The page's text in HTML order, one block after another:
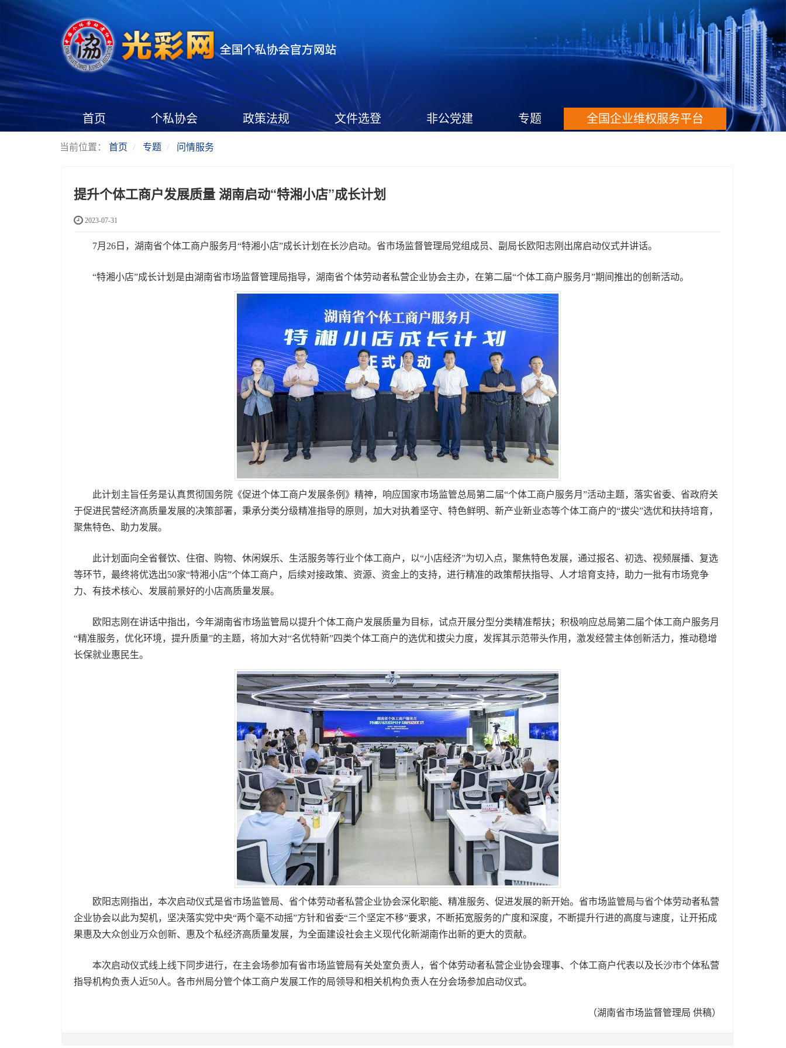
首页 个私协会 政策法规 文件选登 非公党建 专题 全国企业维权服务平台
当前位置： 首页 专题 问情服务
提升个体工商户发展质量 湖南启动“特湘小店”成长计划
2023-07-31
7月26日，湖南省个体工商户服务月“特湘小店”成长计划在长沙启动。省市场监督管理局党组成员、副局长欧阳志刚出席启动仪式并讲话。
“特湘小店”成长计划是由湖南省市场监督管理局指导，湖南省个体劳动者私营企业协会主办，在第二届“个体工商户服务月”期间推出的创新活动。
此计划主旨任务是认真贯彻国务院《促进个体工商户发展条例》精神，响应国家市场监管总局第二届“个体工商户服务月”活动主题，落实省委、省政府关
于促进民营经济高质量发展的决策部署，秉承分类分级精准指导的原则，加大对执着坚守、特色鲜明、新产业新业态等个体工商户的“拔尖”选优和扶持培育，
聚焦特色、助力发展。
此计划面向全省餐饮、住宿、购物、休闲娱乐、生活服务等行业个体工商户，以“小店经济”为切入点，聚焦特色发展，通过报名、初选、视频展播、复选
等环节，最终将优选出50家“特湘小店”个体工商户，后续对接政策、资源、资金上的支持，进行精准的政策帮扶指导、人才培育支持，助力一批有市场竞争
力、有技术核心、发展前景好的小店高质量发展。
欧阳志刚在讲话中指出，今年湖南省市场监管局以提升个体工商户发展质量为目标，试点开展分型分类精准帮扶；积极响应总局第二届个体工商户服务月
“精准服务，优化环境，提升质量”的主题，将加大对“名优特新”四类个体工商户的选优和拔尖力度，发挥其示范带头作用，激发经营主体创新活力，推动稳增
长保就业惠民生。
欧阳志刚指出，本次启动仪式是省市场监管局、省个体劳动者私营企业协会深化职能、精准服务、促进发展的新开始。省市场监管局与省个体劳动者私营
企业协会以此为契机，坚决落实党中央“两个毫不动摇”方针和省委“三个坚定不移”要求，不断拓宽服务的广度和深度，不断提升行进的高度与速度，让开拓成
果惠及大众创业万众创新、惠及个私经济高质量发展，为全面建设社会主义现代化新湖南作出新的更大的贡献。
本次启动仪式线上线下同步进行，在主会场参加有省市场监管局有关处室负责人，省个体劳动者私营企业协会理事、个体工商户代表以及长沙市个体私营
指导机构负责人近50人。各市州局分管个体工商户发展工作的局领导和相关机构负责人在分会场参加启动仪式。
（湖南省市场监督管理局 供稿）